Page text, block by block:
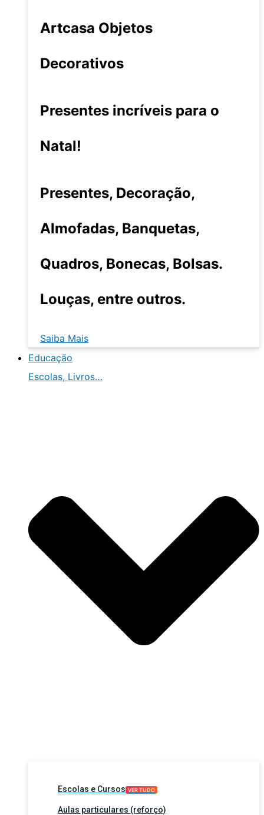
Artcasa Objetos
Decorativos
Presentes incríveis para o
Natal!
Presentes, Decoração,
Almofadas, Banquetas,
Quadros, Bonecas, Bolsas.
Louças, entre outros.
Saiba Mais
Educação
Escolas, Livros…
Escolas e Cursos VER TUDO
Aulas particulares (reforço)